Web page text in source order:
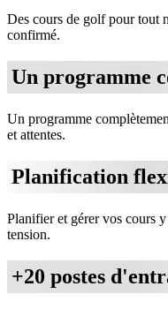
Des cours de golf pour tout
confirmé.
Un programme
Un programme
et attentes.
Planification
Planifier et gérer vos cours
tension.
+20 postes